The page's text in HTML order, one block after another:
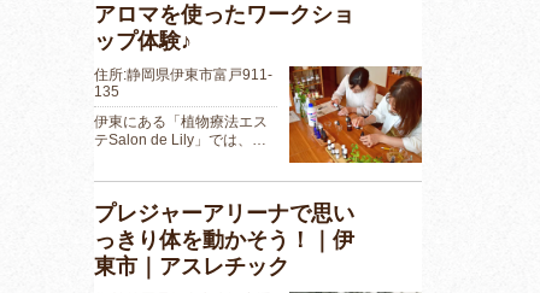
アロマを使ったワークショ
ップ体験♪
住所:静岡県伊東市富戸911-
135
伊東にある「植物療法エス
テSalon de Lily」では、…
プレジャーアリーナで思い
っきり体を動かそう！｜伊
東市｜アスレチック